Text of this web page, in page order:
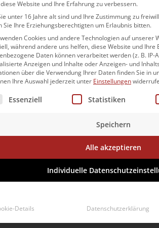
haben 2023 knapp 2,5 Milliarden Euro
und somit einen wichtigen
unterschiedlichsten Aufgaben der
Website und Ihre Erfahrung zu verbessern.
unter 16 Jahre alt sind und Ihre Zustimmung zu
Sie Ihre Erziehungsberechtigten um Erlaubnis bitten.
Cookies und andere Technologien auf unserer
während andere uns helfen, diese Website und Ihre
Daten können verarbeitet werden (z. B. IP-
Anzeigen und Inhalte oder Anzeigen- und
über die Verwendung Ihrer Daten finden Sie in
Ihre Auswahl jederzeit unter Einstellungen
eine Liste der Service-Gruppen, für
Essenziell Statistiken
Speichern
Alle akzeptieren
Individuelle
Details Datenschutzerklärung